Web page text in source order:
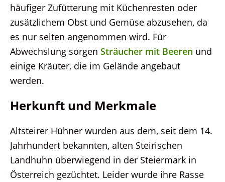
häufiger Zufütterung mit Küchenresten oder
zusätzlichem Obst und Gemüse abzusehen, da
es nur selten angenommen wird. Für
Abwechslung sorgen Sträucher mit Beeren und
einige Kräuter, die im Gelände angebaut
werden.
Herkunft und Merkmale
Altsteirer Hühner wurden aus dem, seit dem 14.
Jahrhundert bekannten, alten Steirischen
Landhuhn überwiegend in der Steiermark in
Österreich gezüchtet. Leider wurde ihre Rasse